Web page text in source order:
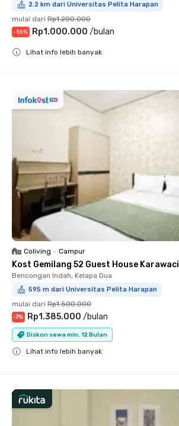
2.2 km dari Universitas Pelita Harapan
mulai dari Rp1.200.000
-16% Rp1.000.000 /bulan
Lihat info lebih banyak
Coliving • Campur
Kost Gemilang 52 Guest House Karawaci
Bencongan Indah, Kelapa Dua
595 m dari Universitas Pelita Harapan
mulai dari Rp1.500.000
-7% Rp1.385.000 /bulan
Diskon sewa min. 12 Bulan
Lihat info lebih banyak